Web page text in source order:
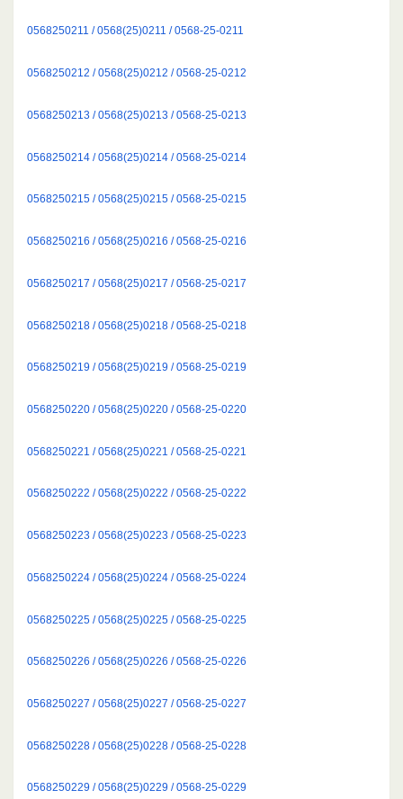
0568250211 / 0568(25)0211 / 0568-25-0211
0568250212 / 0568(25)0212 / 0568-25-0212
0568250213 / 0568(25)0213 / 0568-25-0213
0568250214 / 0568(25)0214 / 0568-25-0214
0568250215 / 0568(25)0215 / 0568-25-0215
0568250216 / 0568(25)0216 / 0568-25-0216
0568250217 / 0568(25)0217 / 0568-25-0217
0568250218 / 0568(25)0218 / 0568-25-0218
0568250219 / 0568(25)0219 / 0568-25-0219
0568250220 / 0568(25)0220 / 0568-25-0220
0568250221 / 0568(25)0221 / 0568-25-0221
0568250222 / 0568(25)0222 / 0568-25-0222
0568250223 / 0568(25)0223 / 0568-25-0223
0568250224 / 0568(25)0224 / 0568-25-0224
0568250225 / 0568(25)0225 / 0568-25-0225
0568250226 / 0568(25)0226 / 0568-25-0226
0568250227 / 0568(25)0227 / 0568-25-0227
0568250228 / 0568(25)0228 / 0568-25-0228
0568250229 / 0568(25)0229 / 0568-25-0229